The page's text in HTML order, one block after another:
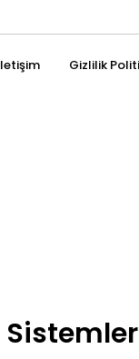
Gizlilik